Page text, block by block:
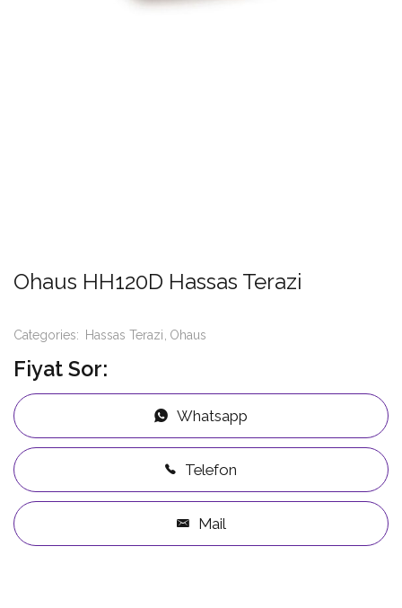
Ohaus HH120D Hassas Terazi
Categories: Hassas Terazi Ohaus
Fiyat Sor:
Whatsapp
Telefon
Mail